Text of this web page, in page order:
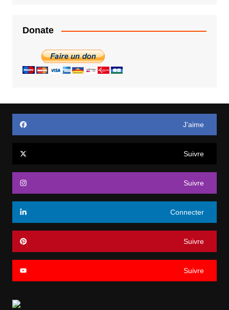
Donate
J’aime
Suivre
Suivre
Connecter
Suivre
Suivre